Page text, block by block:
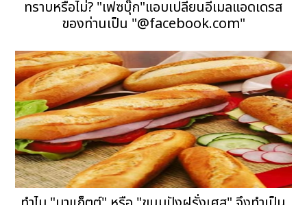
ทราบหรือไม่? "เฟซบุ๊ก"แอบเปลี่ยนอีเมลแอดเดรส
ของท่านเป็น "@facebook.com"